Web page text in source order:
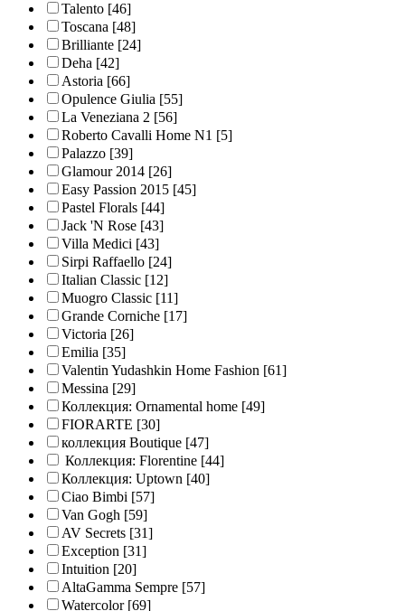
Talento [46]
Toscana [48]
Brilliante [24]
Deha [42]
Astoria [66]
Opulence Giulia [55]
La Veneziana 2 [56]
Roberto Cavalli Home N1 [5]
Palazzo [39]
Glamour 2014 [26]
Easy Passion 2015 [45]
Pastel Florals [44]
Jack 'N Rose [43]
Villa Medici [43]
Sirpi Raffaello [24]
Italian Classic [12]
Muogro Сlassic [11]
Grande Corniche [17]
Victoria [26]
Emilia [35]
Valentin Yudashkin Home Fashion [61]
Messina [29]
Коллекция: Ornamental home [49]
FIORARTE [30]
коллекция Boutique [47]
Коллекция: Florentine [44]
Коллекция: Uptown [40]
Ciao Bimbi [57]
Van Gogh [59]
AV Secrets [31]
Exception [31]
Intuition [20]
AltaGamma Sempre [57]
Watercolor [69]